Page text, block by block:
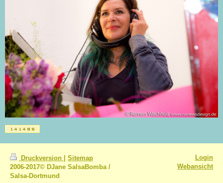
Druckversion | Sitemap
2006-2017© DJane SalsaBomba /
Salsa-Dortmund
Login
Webansicht